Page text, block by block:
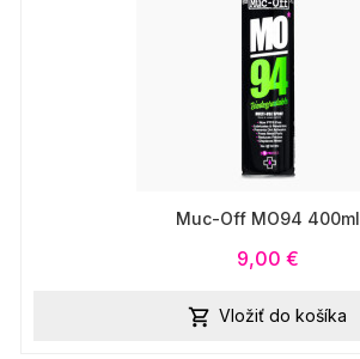
Muc-Off MO94 400ml
9,00 €
 Vložiť do košíka